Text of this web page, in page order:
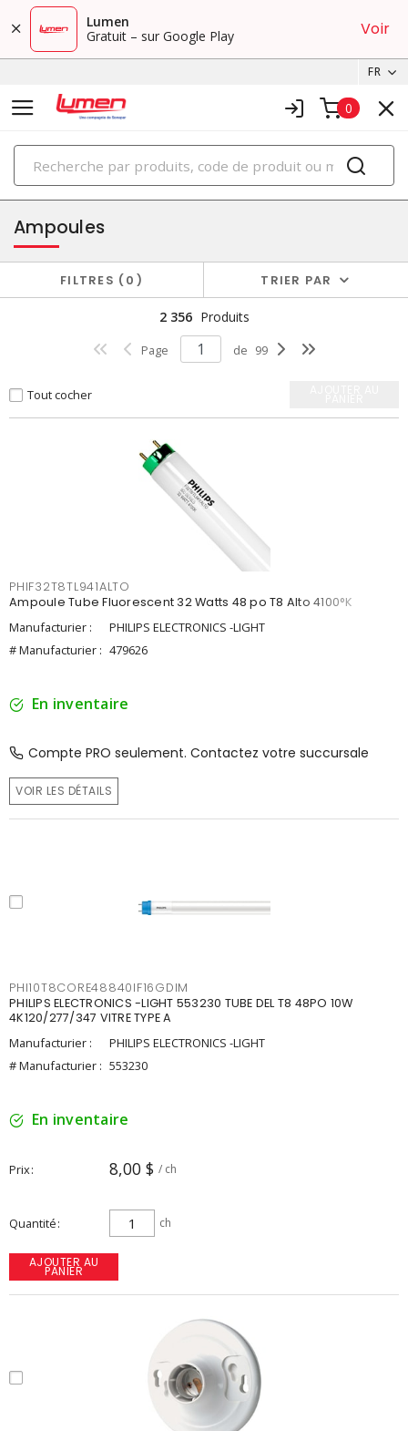
Lumen
Gratuit – sur Google Play
Voir
FR
0
PRODUITS
éclairage
Ampoules
FILTRES 0 TRIER PAR
2 356 Produits
Page de 99
Tout cocher
PHIF32T8TL941ALTO
Ampoule Tube Fluorescent 32 Watts 48 po T8 Alto 4100°K
Manufacturier :
PHILIPS ELECTRONICS -LIGHT
# Manufacturier : 479626
En inventaire
Compte PRO seulement. Contactez votre succursale
VOIR LES DÉTAILS
PHI10T8CORE48840IF16GDIM
PHILIPS ELECTRONICS -LIGHT 553230 TUBE DEL T8 48PO 10W
4K120/277/347 VITRE TYPE A
Manufacturier :
PHILIPS ELECTRONICS -LIGHT
# Manufacturier : 553230
En inventaire
Prix 8,00 $ / ch
Quantité ch
AJOUTER AU
PANIER